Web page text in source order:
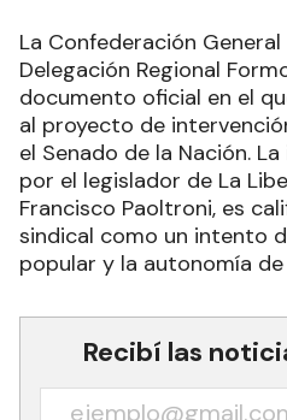
La Confederación
Delegación Regional
documento oficial en el
al proyecto de
el Senado de la Nación.
por el legislador de La
Francisco Paoltroni, es
sindical como un intento
popular y la autonomía
Recibí las